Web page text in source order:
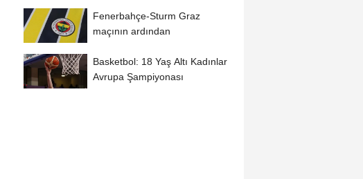
Fenerbahçe-Sturm Graz
maçının ardından
Basketbol: 18 Yaş Altı Kadınlar
Avrupa Şampiyonası